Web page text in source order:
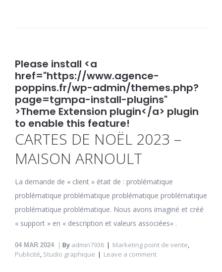
Please install <a
href="https://www.agence-
poppins.fr/wp-admin/themes.php?
page=tgmpa-install-plugins"
>Theme Extension plugin</a> plugin
to enable this feature!
CARTES DE NOËL 2023 –
MAISON ARNOULT
La demande de « client » était de : problématique
problématique problématique problématique problématique
problématique problématique. Nous avons imaginé et créé
« support » en « description et valeurs associées« .
04 MAR 2024 By admin7936 Marketing point de vente,
Publicité, Studio graphique Leave a comment